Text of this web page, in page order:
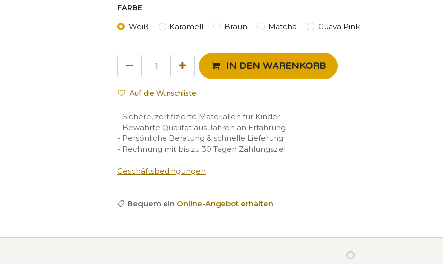
FARBE
Weiß Karamell Braun Matcha Guava Pink
IN DEN WARENKORB
Auf die Wunschliste
- Sichere, zertifizierte Materialien für Kinder
- Bewährte Qualität aus Jahren an Erfahrung
- Persönliche Beratung & schnelle Lieferung
- Rechnung mit bis zu 30 Tagen Zahlungsziel
Geschäftsbedingungen
📋 Bequem ein Online-Angebot erhalten